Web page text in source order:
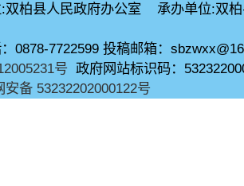
:双柏县人民政府办公室 承办单位:双
0878-7722599 投稿邮箱：
号 政府网站标识码：
安备 53232202000122号